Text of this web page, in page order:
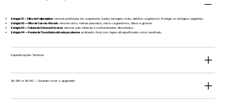
Estágio 01 — Filtro de Polipropileno: remove partículas em suspensão (areia, ferrugem, lodo, detritos orgânicos). Protege os estágios seguintes.
Estágio 02 — Filtro de Carvão Ativado: remove cloro, metais pesados, micro-organismos, óleos e graxas.
Estágio 03 — Coluna de Osmose Reversa: remove sais minerais e contaminantes dissolvidos.
Estágio 04 — Resina de Troca Iônica ativada por plasma: polimento final com água ultrapurificada como resultado.
Especificações Técnicas
0K-280 vs 0K-160 — Quando fazer o upgrade?